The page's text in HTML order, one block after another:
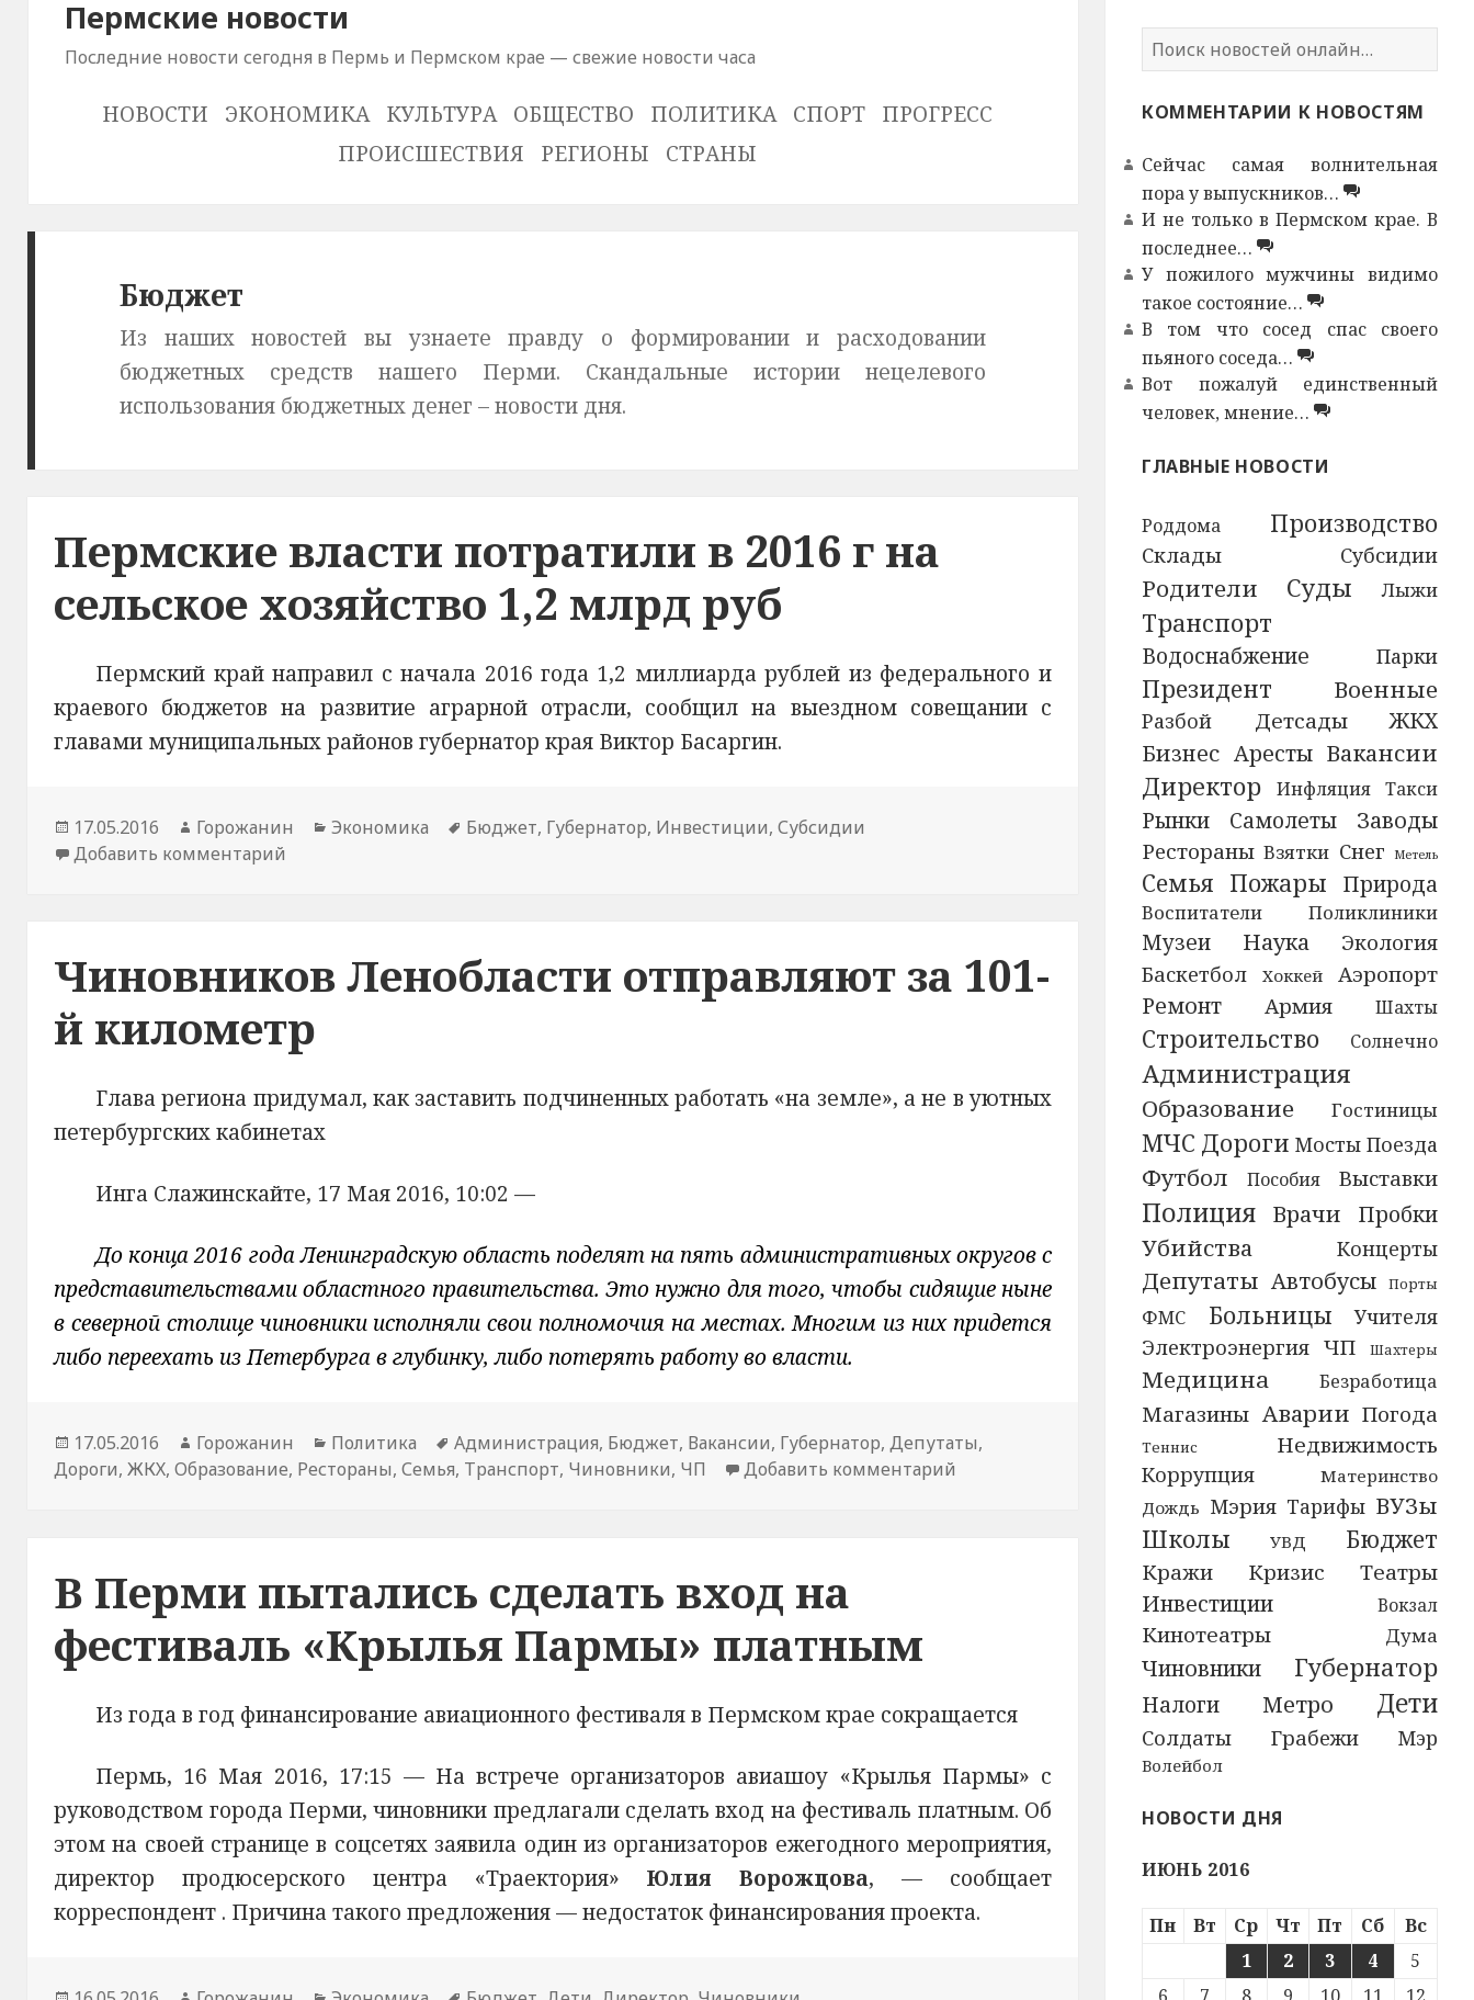
Пермские новости
Последние новости сегодня в Пермь и Пермском крае — свежие новости часа
НОВОСТИ ЭКОНОМИКА КУЛЬТУРА ОБЩЕСТВО ПОЛИТИКА СПОРТ
ПРОГРЕСС
ПРОИСШЕСТВИЯ
РЕГИОНЫ СТРАНЫ
Н
а
т
:
КОММЕНТАРИИ К НОВОСТЯМ
Сейчас самая волнительная
пора у выпускников…
И не только в Пермском крае. В
последнее…
У пожилого мужчины видимо
такое состояние…
В том что сосед спас своего
пьяного соседа…
Вот пожалуй единственный
человек, мнение…
ГЛАВНЫЕ НОВОСТИ
Роддома Производство
Склады Субсидии
Родители Суды Лыжи
Транспорт
Водоснабжение Парки
Президент Военные
Разбой Детсады
ЖКХ
Бизнес Аресты Вакансии
Директор Инфляция Такси
Рынки Самолеты Заводы
Рестораны Взятки Снег Метель
Семья Пожары Природа
Воспитатели Поликлиники
Музеи Наука Экология
Баскетбол Хоккей Аэропорт
Ремонт Армия Шахты
Строительство Солнечно
Администрация
Образование Гостиницы
МЧС Дороги Мосты Поезда
Футбол Пособия Выставки
Полиция Врачи Пробки
Убийства Концерты
Депутаты Автобусы Порты
ФМС Больницы
Учителя
Электроэнергия ЧП Шахтеры
Медицина Безработица
Магазины Аварии Погода
Теннис Недвижимость
Коррупция
Материнство
Дождь Мэрия Тарифы ВУЗы
Школы УВД Бюджет
Кражи Кризис Театры
Инвестиции Вокзал
Кинотеатры Дума
Чиновники Губернатор
Налоги Метро Дети
Солдаты Грабежи Мэр
Волейбол
НОВОСТИ ДНЯ
ИЮНЬ 2016
Пн Вт Ср Чт Пт Сб Вс
1 2 3 4
5
Бюджет
Из наших новостей вы узнаете правду о формировании и расходовании
бюджетных средств нашего Перми. Скандальные истории нецелевого
использования бюджетных денег – новости дня.
Пермские власти потратили в 2016 г на
сельское хозяйство 1,2 млрд руб
Пермский край направил с начала 2016 года 1,2 миллиарда рублей из федерального и
краевого бюджетов на развитие аграрной отрасли, сообщил на выездном совещании с
главами муниципальных районов губернатор края Виктор Басаргин.
Новость
опубликована
17.05.2016
Автор
новости
Горожанин
Раздел
Экономика
Тема
Бюджет, Губернатор, Инвестиции,Субсидии
Добавить комментарий
Чиновников Ленобласти отправляют за 101-
й километр
Глава региона придумал, как заставить подчиненных работать «на земле», а не в уютных
петербургских кабинетах
Инга Слажинскайте, 17 Мая 2016, 10:02 —
До конца 2016 года Ленинградскую область поделят на пять административных округов с
представительствами областного правительства. Это нужно для того, чтобы сидящие ныне
в северной столице чиновники исполняли свои полномочия на местах. Многим из них придется
либо переехать из Петербурга в глубинку, либо потерять работу во власти.
Новость
опубликована
17.05.2016
Автор
новости
Горожанин
Раздел
новостей
Политика
Тема
новости
Администрация, Бюджет, Вакансии, Губернатор,Депутаты,
Дороги,ЖКХ,Образование, Рестораны,Семья, Транспорт, Чиновники, ЧП Добавить комментарий к записи Чиновников Ленобласти отправляют за 101-й
В Перми пытались сделать вход на
фестиваль «Крылья Пармы» платным
Из года в год финансирование авиационного фестиваля в Пермском крае сокращается
Пермь, 16 Мая 2016, 17:15 — На встрече организаторов авиашоу «Крылья Пармы» с
руководством города Перми, чиновники предлагали сделать вход на фестиваль платным. Об
этом на своей странице в соцсетях заявила один из организаторов ежегодного мероприятия,
директор продюсерского центра «Траектория» Юлия Ворожцова, — сообщает
корреспондент . Причина такого предложения — недостаток финансирования проекта.